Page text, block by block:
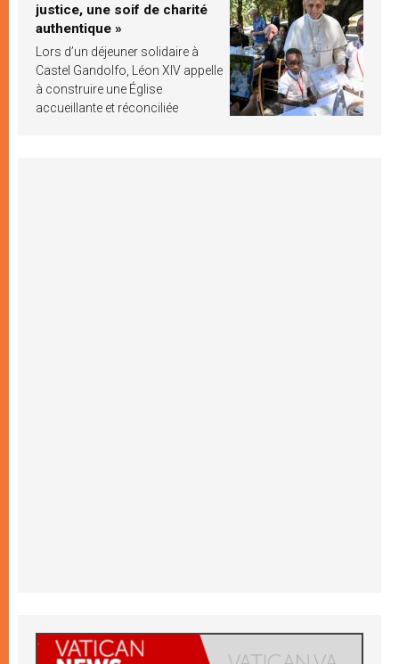
justice, une soif de charité
authentique »
Lors d’un déjeuner solidaire à
Castel Gandolfo, Léon XIV appelle
à construire une Église
accueillante et réconciliée